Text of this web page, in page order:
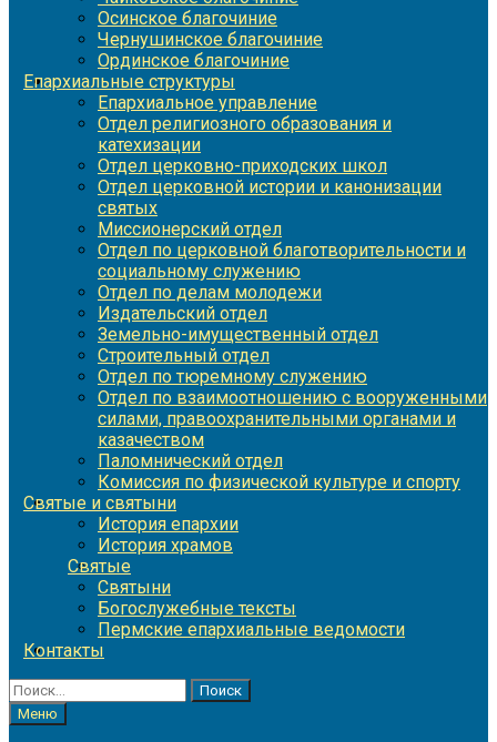
Осинское благочиние
Чернушинское благочиние
Ординское благочиние
Епархиальные структуры
Епархиальное управление
Отдел религиозного образования и
катехизации
Отдел церковно-приходских школ
Отдел церковной истории и канонизации
святых
Миссионерский отдел
Отдел по церковной благотворительности и
социальному служению
Отдел по делам молодежи
Издательский отдел
Земельно-имущественный отдел
Строительный отдел
Отдел по тюремному служению
Отдел по взаимоотношению с вооруженными
силами, правоохранительными органами и
казачеством
Паломнический отдел
Комиссия по физической культуре и спорту
Святые и святыни
История епархии
История храмов
Святые
Святыни
Богослужебные тексты
Пермские епархиальные ведомости
Контакты
Найти:
Меню